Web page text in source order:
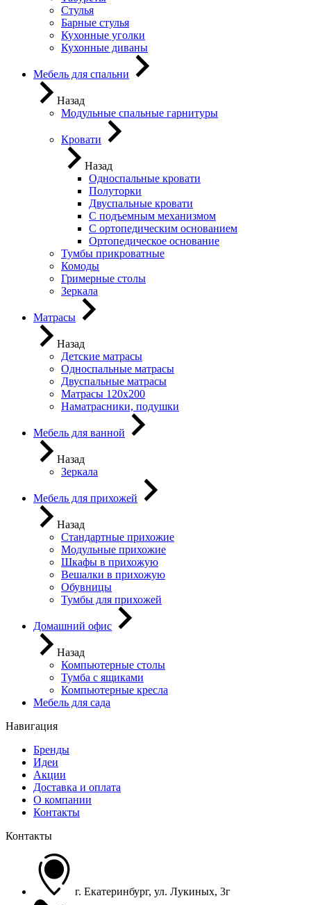
Стулья
Барные стулья
Кухонные уголки
Кухонные диваны
Мебель для спальни
Назад
Модульные спальные гарнитуры
Кровати
Назад
Односпальные кровати
Полуторки
Двуспальные кровати
С подъемным механизмом
С ортопедическим основанием
Ортопедическое основание
Тумбы прикроватные
Комоды
Гримерные столы
Зеркала
Матрасы
Назад
Детские матрасы
Односпальные матрасы
Двуспальные матрасы
Матрасы 120х200
Наматрасники, подушки
Мебель для ванной
Назад
Зеркала
Мебель для прихожей
Назад
Стандартные прихожие
Модульные прихожие
Шкафы в прихожую
Вешалки в прихожую
Обувницы
Тумбы для прихожей
Домашний офис
Назад
Компьютерные столы
Тумба с ящиками
Компьютерные кресла
Мебель для сада
Навигация
Бренды
Идеи
Акции
Доставка и оплата
О компании
Контакты
Контакты
г. Екатеринбург, ул. Лукиных, 3г